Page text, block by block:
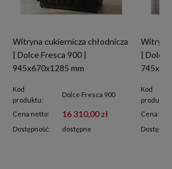
Witryna cukiernicza chłodnicza
| Dolce Fresca 900 |
945x670x1285 mm
Kod
produktu:
Dolce Fresca 900
Cena netto: 16 310,00 zł
Dostępność: dostępne
Witryna
| Dolce
Kod
produktu:
Cena